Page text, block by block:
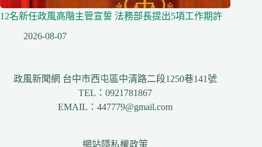
12名新任政風高階主管宣誓 法務部長提出5項工作期許
2026-08-07
政風新聞網 台中市西屯區中清路二段1250巷141號
TEL：0921781867
EMAIL：447779@gmail.com
網站隱私權政策